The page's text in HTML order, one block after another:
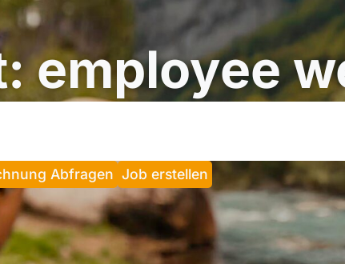
employee
Abfragen Job erstellen